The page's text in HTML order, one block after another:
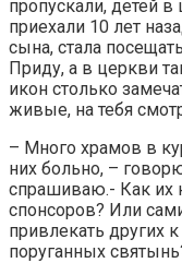
пропускали, детей
приехали 10 лет
сына, стала
Приду, а в церкви
икон столько
живые, на тебя
– Много храмов в
них больно, –
спрашиваю.- Как их
спонсоров? Или
привлекать других
поруганных